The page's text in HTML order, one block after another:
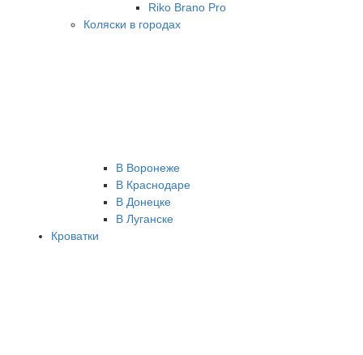
Riko Brano Pro
Коляски в городах
В Воронеже
В Краснодаре
В Донецке
В Луганске
Кроватки